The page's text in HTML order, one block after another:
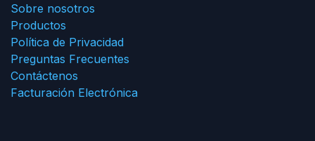
Sobre nosotros
Productos
Política de Privacidad
Preguntas Frecuentes
Contáctenos
Facturación Electrónica